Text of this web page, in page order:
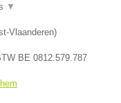
▼
Vlaanderen)
BE 0812.579.787